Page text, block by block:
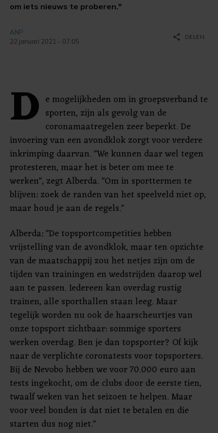
om iets nieuws te proberen."
ANP
22 januari 2021 - 07:05
share DELEN
D e mogelijkheden om in groepsverband te
sporten, zijn als gevolg van de
coronamaatregelen zeer beperkt. De
invoering van een avondklok zorgt voor verdere
inkrimping daarvan. "We kunnen daar wel tegen
protesteren, maar het is beter om mee te
werken", zegt Alberda. "Om in sporttermen te
blijven: zoek de randen van het speelveld niet op,
maar houd je aan de regels."
Alberda: "De topsportcompetities hebben
vrijstelling van de avondklok, maar ten opzichte
van de maatschappij zou het netjes zijn om de
tijden van trainingen en wedstrijden daarop wel
aan te passen. Iedereen kan overdag rustig
trainen, alle sporthallen staan leeg. Maar
tegelijk worden nu ook de haarscheurtjes van
onze topsport zichtbaar: sommige sporters
werken overdag. Ben je dan topsporter? Of kijk
naar de verplichte coronatests voor topsporters.
Bij de Nevobo hebben we voor 70.000 euro aan
tests ingekocht, om de clubs door de eerste tien,
twaalf weken van het seizoen te helpen. Maar
voor veel bonden is dat niet te betalen en die
starten dus nog niet."